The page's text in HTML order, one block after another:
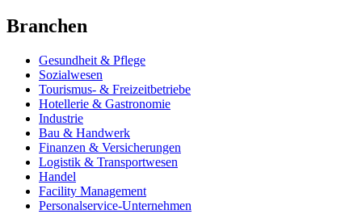
Branchen
Gesundheit & Pflege
Sozialwesen
Tourismus- & Freizeitbetriebe
Hotellerie & Gastronomie
Industrie
Bau & Handwerk
Finanzen & Versicherungen
Logistik & Transportwesen
Handel
Facility Management
Personalservice-Unternehmen